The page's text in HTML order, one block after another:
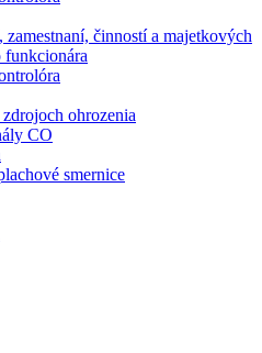
činností a majetkových
funkcionára
ohrozenia
CO
smernice